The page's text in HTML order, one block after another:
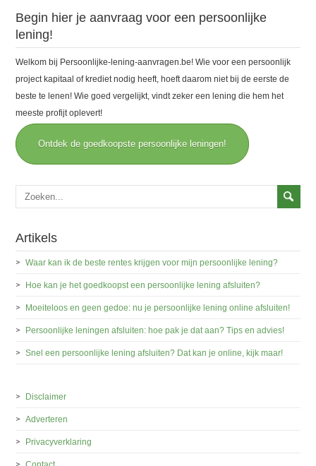
Begin hier je aanvraag voor een persoonlijke
lening!
Welkom bij Persoonlijke-lening-aanvragen.be! Wie voor een persoonlijk
project kapitaal of krediet nodig heeft, hoeft daarom niet bij de eerste de
beste te lenen! Wie goed vergelijkt, vindt zeker een lening die hem het
meeste profijt oplevert!
Ontdek de goedkoopste persoonlijke leningen!
Artikels
Waar kan ik de beste rentes krijgen voor mijn persoonlijke lening?
Hoe kan je het goedkoopst een persoonlijke lening afsluiten?
Moeiteloos en geen gedoe: nu je persoonlijke lening online afsluiten!
Persoonlijke leningen afsluiten: hoe pak je dat aan? Tips en advies!
Snel een persoonlijke lening afsluiten? Dat kan je online, kijk maar!
Disclaimer
Adverteren
Privacyverklaring